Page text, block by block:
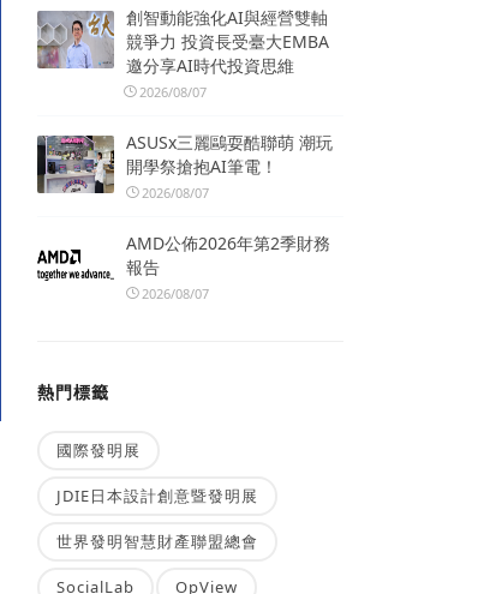
創智動能強化AI與經營雙軸
競爭力 投資長受臺大EMBA
邀分享AI時代投資思維
2026/08/07
ASUSx三麗鷗耍酷聯萌 潮玩
開學祭搶抱AI筆電！
2026/08/07
AMD公佈2026年第2季財務
報告
2026/08/07
熱門標籤
國際發明展
JDIE日本設計創意暨發明展
世界發明智慧財產聯盟總會
SocialLab OpView